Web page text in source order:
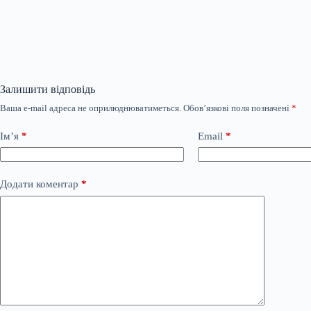
Залишити відповідь
Ваша e-mail адреса не оприлюднюватиметься. Обов’язкові поля позначені *
Ім’я * Email *
Додати коментар *